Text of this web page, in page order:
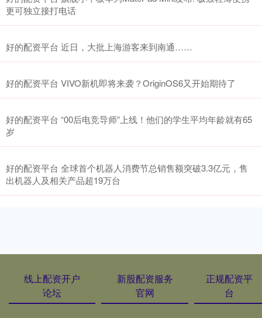
更可独立接打电话
好的配资平台 近日，大批上海游客来到南通……
好的配资平台 VIVO新机即将来袭？OriginOS6又开始期待了
好的配资平台 “00后电竞导师”上线！他们的学生平均年龄就有65
岁
好的配资平台 全球首个机器人消费节总销售额突破3.3亿元，售
出机器人及相关产品超19万台
线上配资开户
论坛
新股配资服务
官网
正规配资平
台